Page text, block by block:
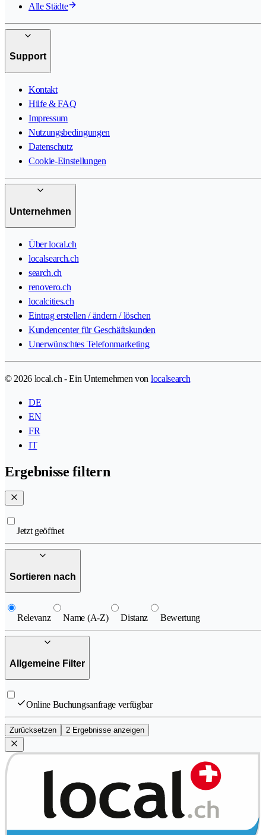
Alle Städte
Support
Kontakt
Hilfe & FAQ
Impressum
Nutzungsbedingungen
Datenschutz
Cookie-Einstellungen
Unternehmen
Über local.ch
localsearch.ch
search.ch
renovero.ch
localcities.ch
Eintrag erstellen / ändern / löschen
Kundencenter für Geschäftskunden
Unerwünschtes Telefonmarketing
© 2026 local.ch - Ein Unternehmen von localsearch
DE
EN
FR
IT
Ergebnisse filtern
Jetzt geöffnet
Sortieren nach
Relevanz Name (A-Z) Distanz Bewertung
Allgemeine Filter
Online Buchungsanfrage verfügbar
Zurücksetzen 2 Ergebnisse anzeigen